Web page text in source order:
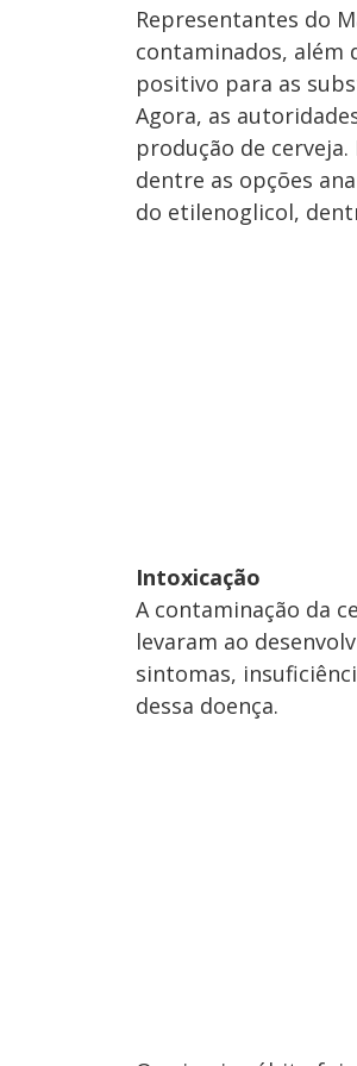
Representantes do
contaminados, além
positivo para as
Agora, as
produção de
dentre as opções
do etilenoglicol,
Intoxicação
A contaminação da
levaram ao
sintomas,
dessa doença.